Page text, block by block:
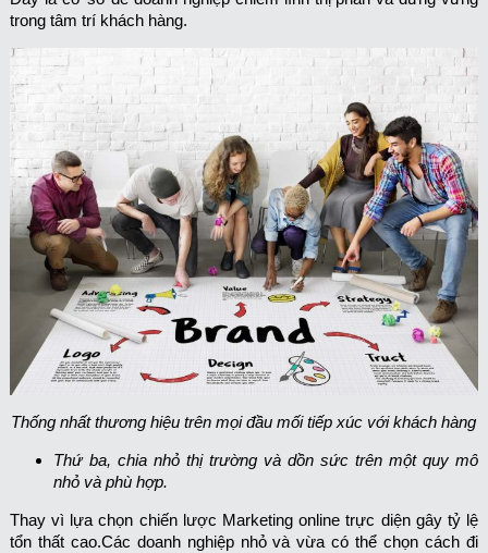
trong tâm trí khách hàng.
Thống nhất thương hiệu trên mọi đầu mối tiếp xúc với khách hàng
Thứ ba, chia nhỏ thị trường và dồn sức trên một quy mô
nhỏ và phù hợp.
Thay vì lựa chọn chiến lược Marketing online trực diện gây tỷ lệ
tổn thất cao.Các doanh nghiệp nhỏ và vừa có thể chọn cách đi